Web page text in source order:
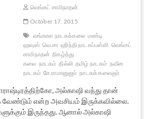
வெங்கட் சாமிநாதன்
October 17, 2015
வங்காள நாடகக்கலை மண்டி
ஹவுஸ் வெ.சா ஹிந்தி நாடகப்பள்ளி வெங்கட்
சாமிநாதன் நிகழ்த்து
கலை நாடகம் தில்லி தமிழ் நாடகம் நவீன
நாடகம் சே.ராமானுஜம் நாடகக் கலைஞர்
அல்காஷி வந்து தான்
வேண்டும் என்ற அவசியம் இருக்கவில்லை.
இருந்தது. ஆனால் அல்காஷி